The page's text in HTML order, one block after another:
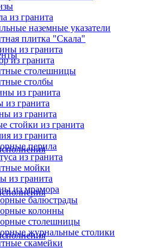
из гранита
наземные указатели
плитка "Скала"
из гранита
из гранита
столешницы
столбы
из гранита
из гранита
из гранита
стойки из гранита
из гранита
перила
из гранита
мойки
из гранита
из мрамора
балюстрады
колонны
столешницы
журнальные столики
скамейки